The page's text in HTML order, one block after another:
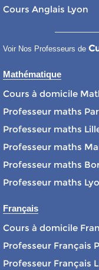
Cours Anglais Lyon
Voir Nos Professeurs de
Mathématique
Cours à domicile
Professeur maths
Professeur maths
Professeur maths
Professeur maths
Professeur maths
Français
Cours à domicile
Professeur Français
Professeur Français